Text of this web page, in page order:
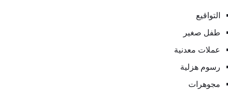
التواقيع
طفل صغير
عملات معدنية
رسوم هزلية
مجوهرات